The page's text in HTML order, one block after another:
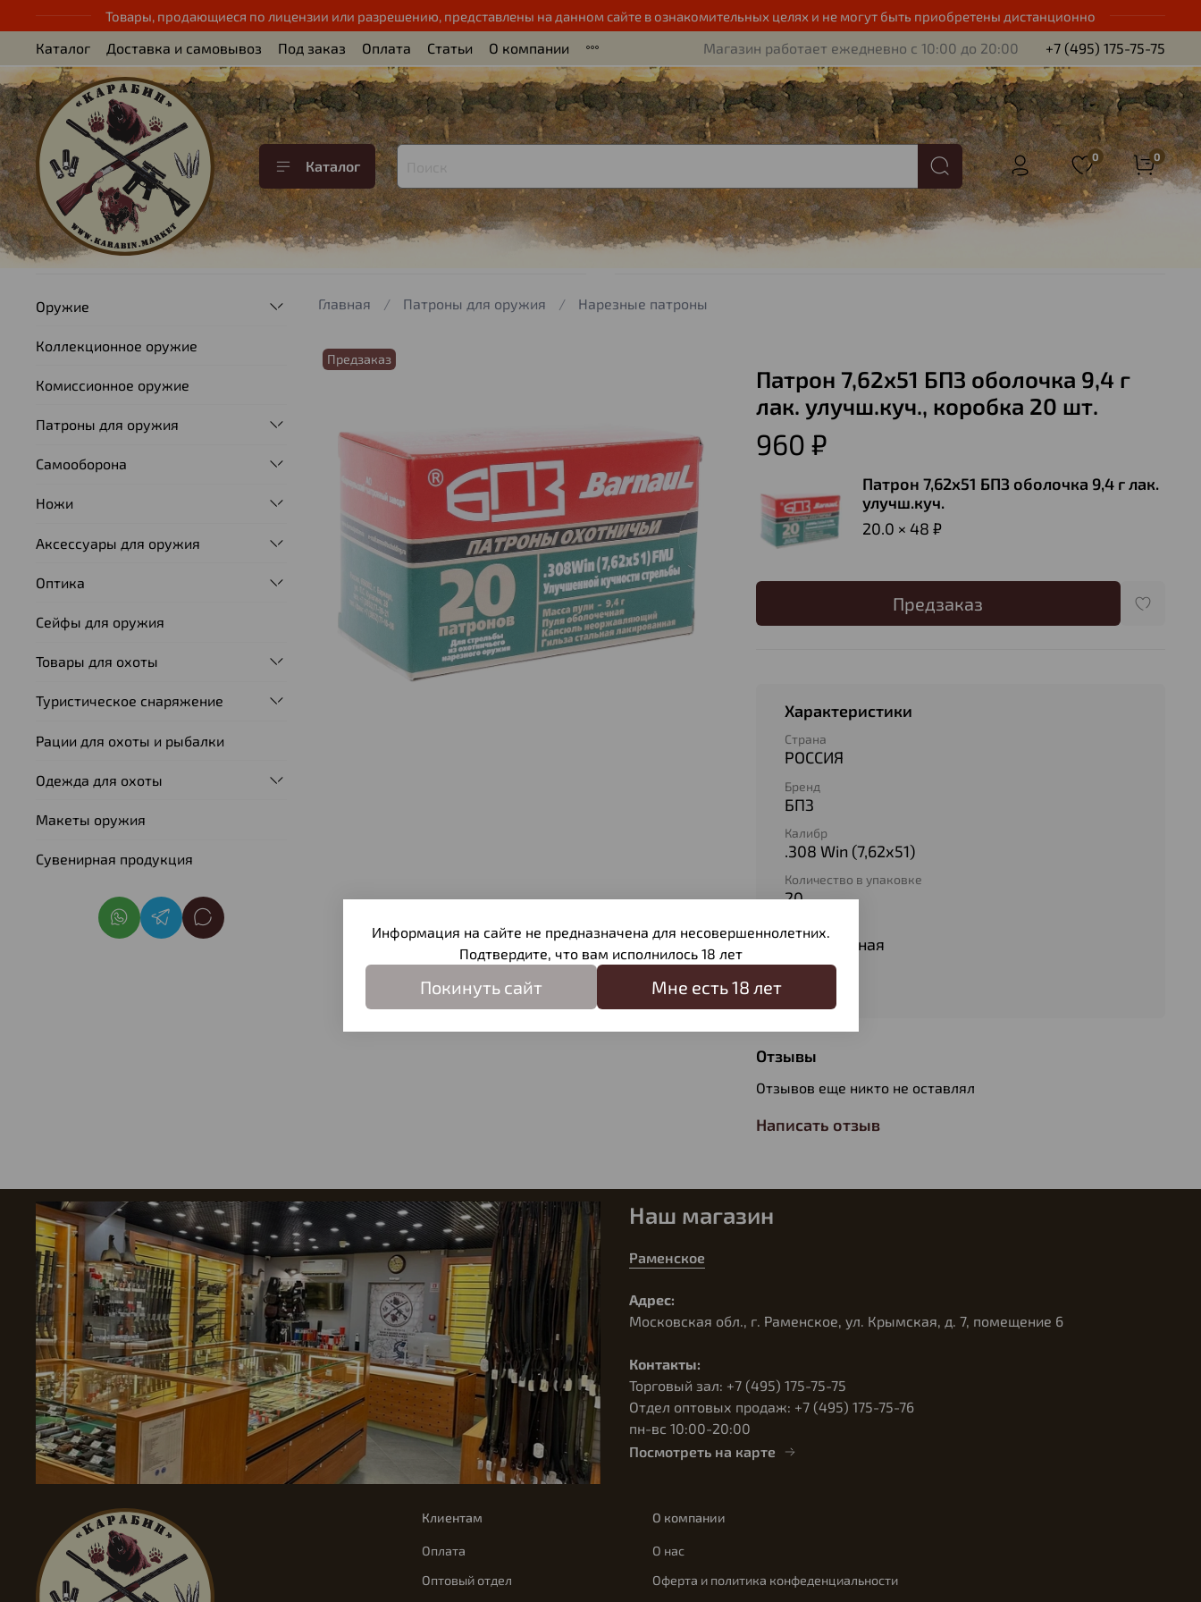
Товары, продающиеся по лицензии или разрешению, представлены на данном сайте в ознакомительных целях и не могут быть приобретены дистанционно
Каталог Доставка и самовывоз Под заказ Оплата Статьи О компании Магазин работает ежедневно с 10:00 до 20:00 +7 (495) 175-75-75
Каталог
0 0
Главная Патроны для оружия Нарезные патроны
Предзаказ
Патрон 7,62х51 БПЗ оболочка 9,4 г
лак. улучш.куч., коробка 20 шт.
960 ₽
Патрон 7,62х51 БПЗ оболочка 9,4 г лак.
улучш.куч.
20.0 × 48 ₽
Предзаказ
Характеристики
Страна
РОССИЯ
Бренд
БПЗ
Калибр
.308 Win (7,62х51)
Количество в упаковке
20
Оболочечная
Вес пули
Отзывы
Отзывов еще никто не оставлял
Написать отзыв
Оружие
Коллекционное оружие
Комиссионное оружие
Патроны для оружия
Самооборона
Ножи
Аксессуары для оружия
Оптика
Сейфы для оружия
Товары для охоты
Туристическое снаряжение
Рации для охоты и рыбалки
Одежда для охоты
Макеты оружия
Сувенирная продукция
Наш магазин
Раменское
Адрес:
Московская обл., г. Раменское, ул. Крымская, д. 7, помещение 6
Контакты:
Торговый зал: +7 (495) 175-75-75
Отдел оптовых продаж: +7 (495) 175-75-76
пн-вс 10:00-20:00
Посмотреть на карте
Клиентам
Оплата
Оптовый отдел
О компании
О нас
Оферта и политика конфеденциальности
Информация на сайте не предназначена для несовершеннолетних.
Подтвердите, что вам исполнилось 18 лет
Покинуть сайт Мне есть 18 лет